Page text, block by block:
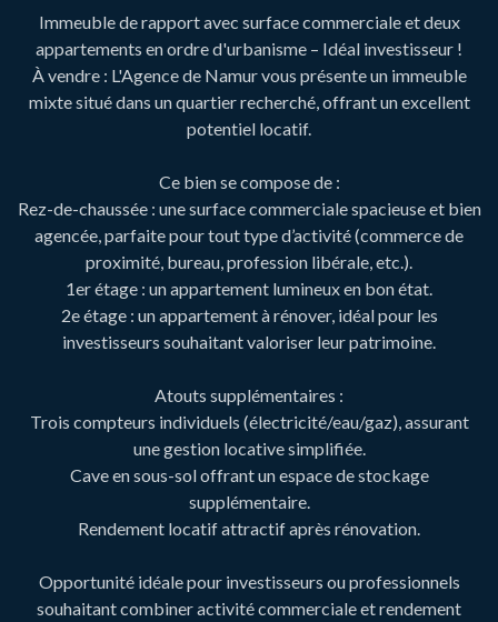
Immeuble de rapport avec surface commerciale et deux
appartements en ordre d'urbanisme – Idéal investisseur !
À vendre : L'Agence de Namur vous présente un immeuble
mixte situé dans un quartier recherché, offrant un excellent
potentiel locatif.
Ce bien se compose de :
Rez-de-chaussée : une surface commerciale spacieuse et bien
agencée, parfaite pour tout type d’activité (commerce de
proximité, bureau, profession libérale, etc.).
1er étage : un appartement lumineux en bon état.
2e étage : un appartement à rénover, idéal pour les
investisseurs souhaitant valoriser leur patrimoine.
Atouts supplémentaires :
Trois compteurs individuels (électricité/eau/gaz), assurant
une gestion locative simplifiée.
Cave en sous-sol offrant un espace de stockage
supplémentaire.
Rendement locatif attractif après rénovation.
Opportunité idéale pour investisseurs ou professionnels
souhaitant combiner activité commerciale et rendement